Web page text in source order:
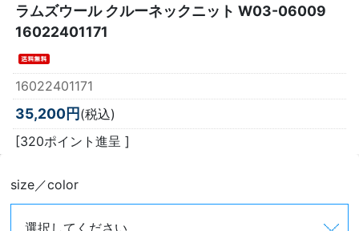
ラムズウール クルーネックニット W03-06009
16022401171
16022401171
35,200円(税込)
[320ポイント進呈 ]
size／color